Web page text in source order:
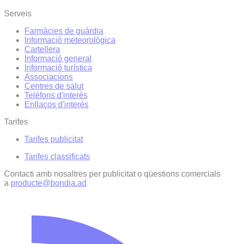
Serveis
Farmàcies de guàrdia
Informació meteorològica
Cartellera
Informació general
Informació turística
Associacions
Centres de salut
Telèfons d'interès
Enllaços d'interés
Tarifes
Tarifes publicitat
Tarifes classificats
Contacti amb nosaltres per publicitat o qüestions comercials
a producte@bondia.ad